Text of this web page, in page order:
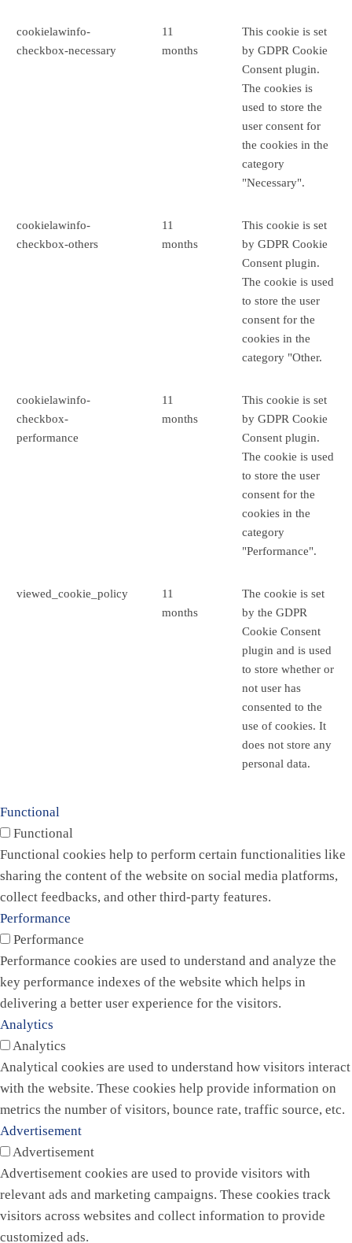
cookielawinfo-
checkbox-necessary
11
months
This cookie is set
by GDPR Cookie
Consent plugin.
The cookies is
used to store the
user consent for
the cookies in the
category
"Necessary".
cookielawinfo-
checkbox-others
11
months
This cookie is set
by GDPR Cookie
Consent plugin.
The cookie is used
to store the user
consent for the
cookies in the
category "Other.
cookielawinfo-
checkbox-
performance
11
months
This cookie is set
by GDPR Cookie
Consent plugin.
The cookie is used
to store the user
consent for the
cookies in the
category
"Performance".
viewed_cookie_policy
11
months
The cookie is set
by the GDPR
Cookie Consent
plugin and is used
to store whether or
not user has
consented to the
use of cookies. It
does not store any
personal data.
Functional
Functional
Functional cookies help to perform certain functionalities like
sharing the content of the website on social media platforms,
collect feedbacks, and other third-party features.
Performance
Performance
Performance cookies are used to understand and analyze the
key performance indexes of the website which helps in
delivering a better user experience for the visitors.
Analytics
Analytics
Analytical cookies are used to understand how visitors interact
with the website. These cookies help provide information on
metrics the number of visitors, bounce rate, traffic source, etc.
Advertisement
Advertisement
Advertisement cookies are used to provide visitors with
relevant ads and marketing campaigns. These cookies track
visitors across websites and collect information to provide
customized ads.